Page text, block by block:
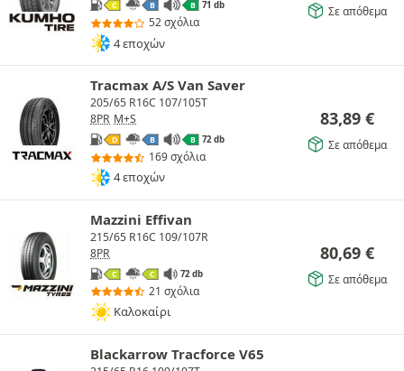
C B B 71 db
52 σχόλια
4 εποχών
Σε απόθεμα
Tracmax A/S Van Saver
205/65 R16C 107/105T
8PR M+S
D B B 72 db
169 σχόλια
4 εποχών
83,89 €
Σε απόθεμα
Mazzini Effivan
215/65 R16C 109/107R
8PR
C C 72 db
21 σχόλια
Καλοκαίρι
80,69 €
Σε απόθεμα
Blackarrow Tracforce V65